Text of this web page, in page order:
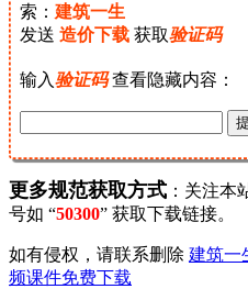
索： 建筑一生
发送 造价下载获取验证码
输入验证码查看隐藏内容：
更多规范获取方式 ：关注本
号如 “50300” 获取下载链接。
如有侵权，请联系删除 建筑一
频课件免费下载